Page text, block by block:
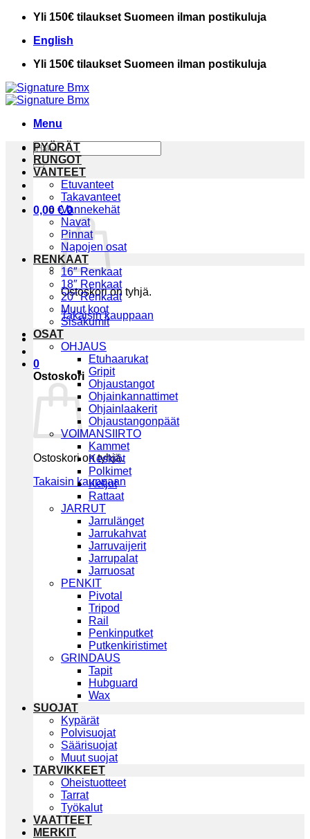
Skip
content
Yli 150€ tilaukset Suomeen ilman postikuluja
English
Yli 150€ tilaukset Suomeen ilman postikuluja
Menu
Etsi:
0,00 € 0
Ostoskori on tyhjä.
Takaisin kauppaan
0
Ostoskori
Ostoskori on tyhjä.
Takaisin kauppaan
PYÖRÄT
RUNGOT
VANTEET
Etuvanteet
Takavanteet
Vannekehät
Navat
Pinnat
Napojen osat
RENKAAT
16″ Renkaat
18″ Renkaat
20″ Renkaat
Muut koot
Sisäkumit
OSAT
OHJAUS
Etuhaarukat
Gripit
Ohjaustangot
Ohjainkannattimet
Ohjainlaakerit
Ohjaustangonpäät
VOIMANSIIRTO
Kammet
Keskiöt
Polkimet
Ketjut
Rattaat
JARRUT
Jarrulänget
Jarrukahvat
Jarruvaijerit
Jarrupalat
Jarruosat
PENKIT
Pivotal
Tripod
Rail
Penkinputket
Putkenkiristimet
GRINDAUS
Tapit
Hubguard
Wax
SUOJAT
Kypärät
Polvisuojat
Säärisuojat
Muut suojat
TARVIKKEET
Oheistuotteet
Tarrat
Työkalut
VAATTEET
MERKIT